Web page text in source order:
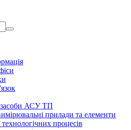
засоби АСУ ТП
прилади та елементи
технологічних процесів